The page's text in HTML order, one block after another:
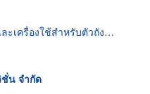
ครื่องใช้สำหรับตัวถังรถยนต์
น จำกัด